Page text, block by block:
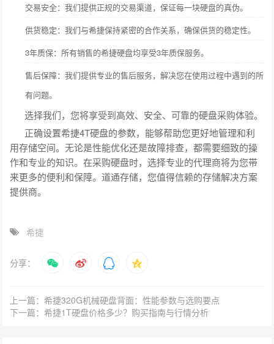
交易安全：我们提供正规的交易渠道，保证每一块硬盘的真伪。
供货稳定：我们与希捷保持紧密的合作关系，确保供货的稳定性。
3年质保：所有销售的希捷硬盘均享受3年质保服务。
售后保障：我们提供专业的售后服务，解决您在使用过程中遇到的所
有问题。
选择我们，您将享受到高效、安全、可靠的硬盘采购体验。
正确设置希捷4T硬盘的参数，能够帮助您更好地管理和利
用存储空间。无论是性能优化还是故障排查，都需要细致的操
作和专业的知识。在采购硬盘时，选择专业的代理商将为您带
来更多的便利和保障。道通存储，您值得信赖的存储解决方案
提供商。
希捷
分享：
上一篇：希捷320G机械硬盘背面：性能参数与选购要点
下一篇：希捷1T硬盘价格多少？购买指南与行情分析